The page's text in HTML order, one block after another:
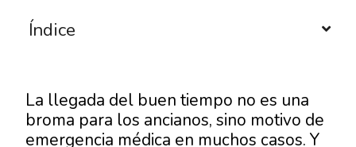
Índice
La llegada del buen tiempo no es una
broma para los ancianos, sino motivo de
emergencia médica en muchos casos. Y